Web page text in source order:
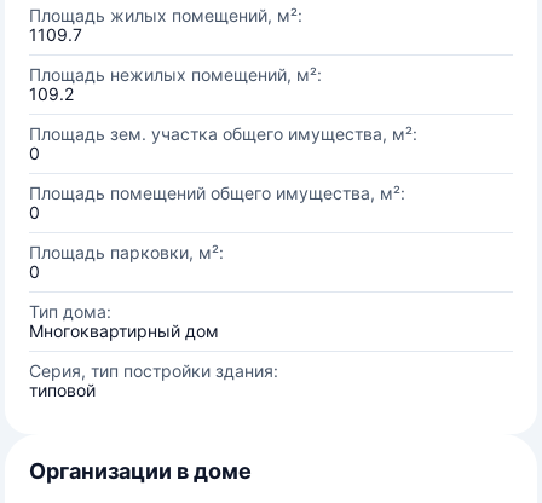
Площадь жилых помещений, м²:
1109.7
Площадь нежилых помещений, м²:
109.2
Площадь зем. участка общего имущества, м²:
0
Площадь помещений общего имущества, м²:
0
Площадь парковки, м²:
0
Тип дома:
Многоквартирный дом
Серия, тип постройки здания:
типовой
Организации в доме